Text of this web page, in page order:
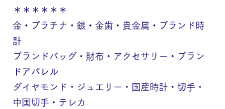
＊＊＊＊＊＊
金・プラチナ・銀・金歯・貴金属・ブランド時
計
ブランドバッグ・財布・アクセサリー・ブラン
ドアパレル
ダイヤモンド・ジュエリー・国産時計・切手・
中国切手・テレカ